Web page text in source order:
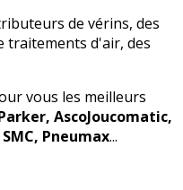
de vérins, des
traitements d'air, des
vous les meilleurs
AscoJoucomatic,
Pneumax...